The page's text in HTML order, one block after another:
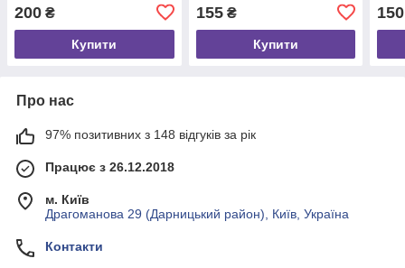
200 ₴
Купити
62.050.03, 30 шт.
155₴
Купити
150
Про нас
97% позитивних з 148 відгуків за рік
Працює з 26.12.2018
м. Київ
Драгоманова 29 (Дарницький район), Київ, Україна
Контакти